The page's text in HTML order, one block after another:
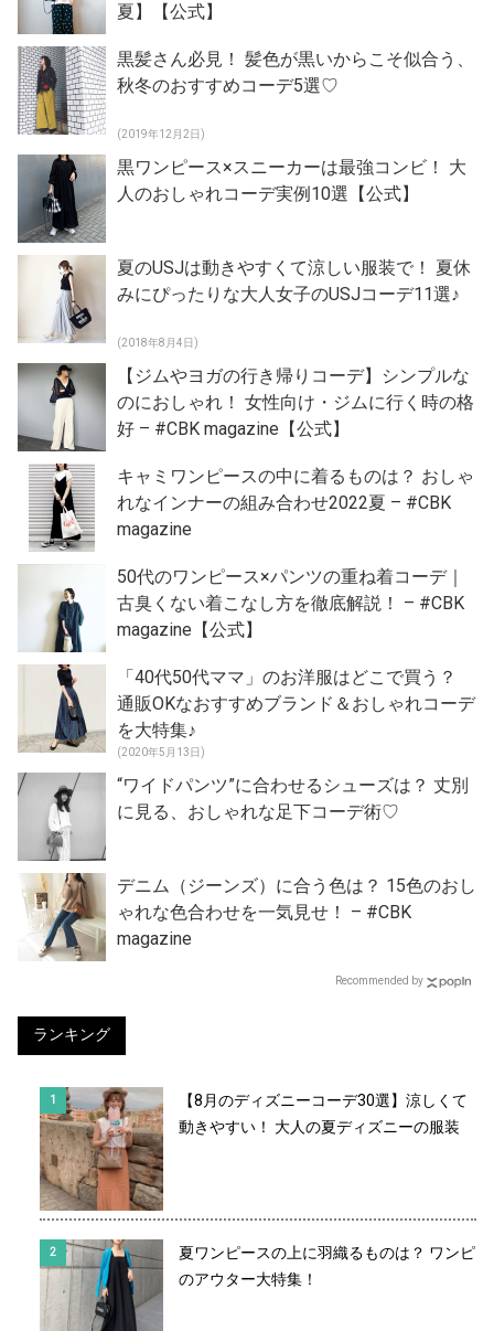
夏】【公式】
黒髪さん必見！ 髪色が黒いからこそ似合う、
秋冬のおすすめコーデ5選♡
(2019年12月2日)
黒ワンピース×スニーカーは最強コンビ！ 大
人のおしゃれコーデ実例10選【公式】
夏のUSJは動きやすくて涼しい服装で！ 夏休
みにぴったりな大人女子のUSJコーデ11選♪
(2018年8月4日)
【ジムやヨガの行き帰りコーデ】シンプルな
のにおしゃれ！ 女性向け・ジムに行く時の格
好 – #CBK magazine【公式】
キャミワンピースの中に着るものは？ おしゃ
れなインナーの組み合わせ2022夏 – #CBK
magazine
50代のワンピース×パンツの重ね着コーデ｜
古臭くない着こなし方を徹底解説！ – #CBK
magazine【公式】
「40代50代ママ」のお洋服はどこで買う？
通販OKなおすすめブランド＆おしゃれコーデ
を大特集♪
(2020年5月13日)
“ワイドパンツ”に合わせるシューズは？ 丈別
に見る、おしゃれな足下コーデ術♡
デニム（ジーンズ）に合う色は？ 15色のおし
ゃれな色合わせを一気見せ！ – #CBK
magazine
Recommended by
ランキング
【8月のディズニーコーデ30選】涼しくて
動きやすい！ 大人の夏ディズニーの服装
夏ワンピースの上に羽織るものは？ ワンピ
のアウター大特集！